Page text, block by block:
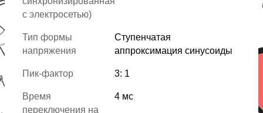
с электросетью)
Тип формы
напряжения
Ступенчатая
аппроксимация синусоиды
Пик-фактор 3: 1
Время
переключения на
4 мс